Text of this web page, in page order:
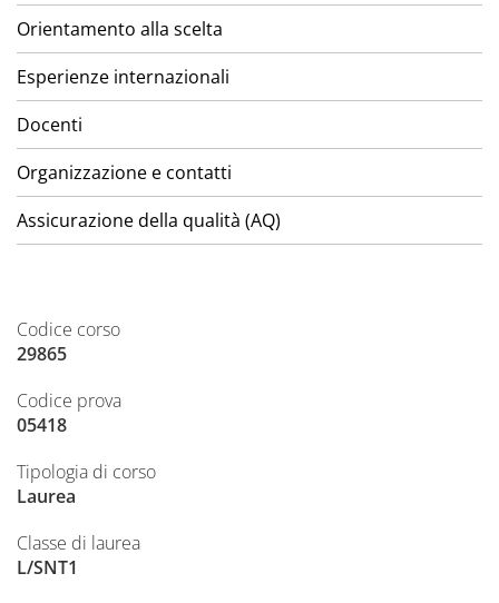
Orientamento alla scelta
Esperienze internazionali
Docenti
Organizzazione e contatti
Assicurazione della qualità (AQ)
Codice corso
29865
Codice prova
05418
Tipologia di corso
Laurea
Classe di laurea
L/SNT1